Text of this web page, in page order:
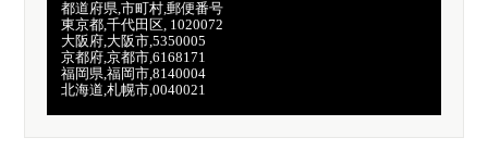
都道府県,市町村,郵便番号
東京都,千代田区, 1020072
大阪府,大阪市,5350005
京都府,京都市,6168171
福岡県,福岡市,8140004
北海道,札幌市,0040021